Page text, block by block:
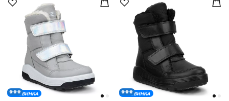
НОВИНКА НОВИНКА